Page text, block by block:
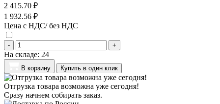
2 415.70 ₽
1 932.56 ₽
Цена с НДС/ без НДС
- +
На складе: 24
В корзину Купить в один клик
Отгрузка товара возможна уже сегодня!
Сразу начнем собирать заказ.